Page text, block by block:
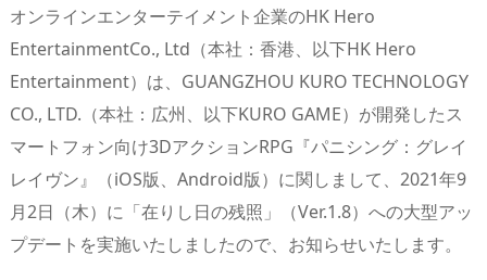
re
a
d
s
st
o
d
o
n
e
sk
y
m
bl
r
b
o
ar
d
n
d
ro
p.
io
オンラインエンターテイメント企業のHK Hero
EntertainmentCo., Ltd（本社：香港、以下HK Hero
Entertainment）は、GUANGZHOU KURO TECHNOLOGY
CO., LTD.（本社：広州、以下KURO GAME）が開発したス
マートフォン向け3DアクションRPG『パニシング：グレイ
レイヴン』（iOS版、Android版）に関しまして、2021年9
月2日（木）に「在りし日の残照」（Ver.1.8）への大型アッ
プデートを実施いたしましたので、お知らせいたします。